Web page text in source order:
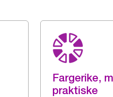
Fargerike,
praktiske